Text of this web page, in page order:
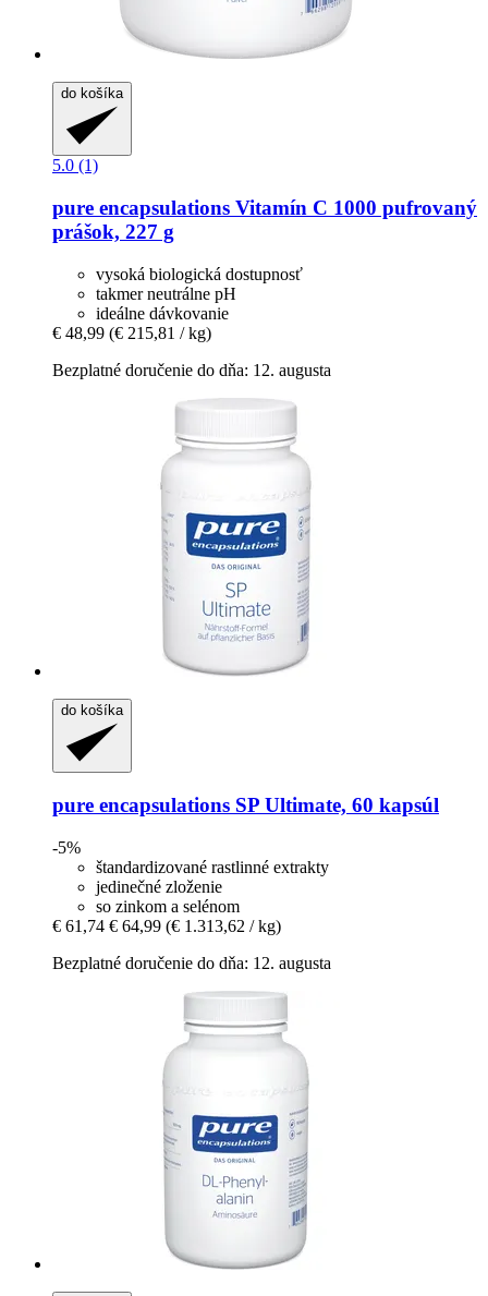
do košíka
5.0 (1)
pure encapsulations Vitamín C 1000 pufrovaný
prášok, 227 g
vysoká biologická dostupnosť
takmer neutrálne pH
ideálne dávkovanie
€ 48,99 (€ 215,81 / kg)
Bezplatné doručenie do dňa: 12. augusta
do košíka
pure encapsulations SP Ultimate, 60 kapsúl
-5%
štandardizované rastlinné extrakty
jedinečné zloženie
so zinkom a selénom
€ 61,74 € 64,99 (€ 1.313,62 / kg)
Bezplatné doručenie do dňa: 12. augusta